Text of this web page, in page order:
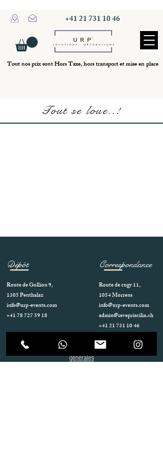
+41 21 731 10 46
Tout nos prix sont Hors Taxe, hors transport et mise en place
Tout se loue..!
Dépôt
Route de Gollion 9,
1305 Penthalaz
info@urp-events.com
+41 78 727 59 18
Correspondance
Route de cugy 11,
1054 Morrens
info@urp-events.com
admin@revepriscilia.ch
+41 21 731 10 46
Merci de bien prendre connaissance des conditions
générales